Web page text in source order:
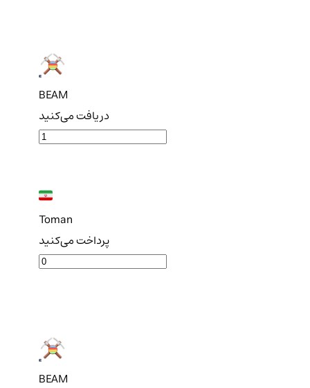
BEAM
دریافت می‌کنید
Toman
پرداخت می‌کنید
BEAM